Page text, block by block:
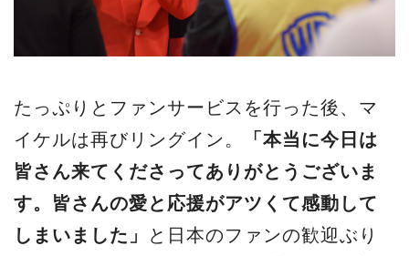
たっぷりとファンサービスを行った後、マ
イケルは再びリングイン。
「本当に今日は
皆さん来てくださってありがとうございま
す。皆さんの愛と応援がアツくて感動して
しまいました」
と日本のファンの歓迎ぶり